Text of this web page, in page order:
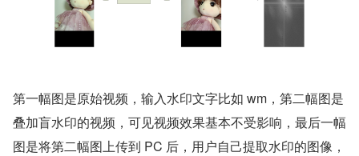
第一幅图是原始视频，输入水印文字比如 wm，第二幅图是
叠加盲水印的视频，可见视频效果基本不受影响，最后一幅
图是将第二幅图上传到 PC 后，用户自己提取水印的图像，